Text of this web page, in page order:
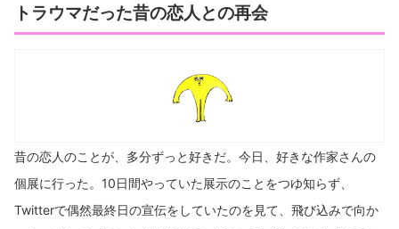
トラウマだった昔の恋人との再会
昔の恋人のことが、多分ずっと好きだ。今日、好きな作家さんの
個展に行った。10日間やっていた展示のことをつゆ知らず、
Twitterで偶然最終日の宣伝をしていたのを見て、飛び込みで向か